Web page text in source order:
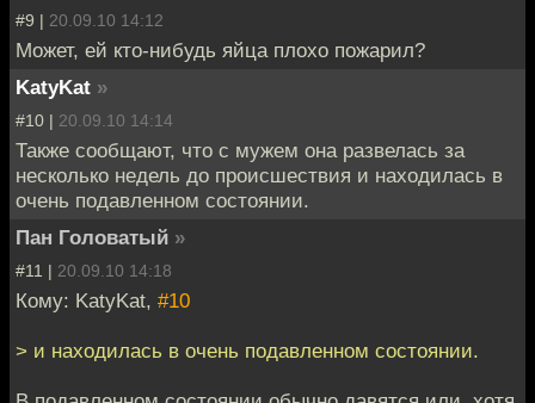
#9 | 20.09.10 14:12
Может, ей кто-нибудь яйца плохо пожарил?
KatyKat »
#10 | 20.09.10 14:14
Также сообщают, что с мужем она развелась за
несколько недель до происшествия и находилась в
очень подавленном состоянии.
Пан Головатый »
#11 | 20.09.10 14:18
Кому: KatyKat, #10
> и находилась в очень подавленном состоянии.